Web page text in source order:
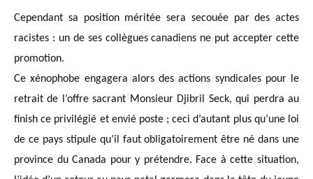
Cependant sa position méritée sera secouée par des actes
racistes : un de ses collègues canadiens ne put accepter cette
promotion.
Ce xénophobe engagera alors des actions syndicales pour le
retrait de l’offre sacrant Monsieur Djibril Seck, qui perdra au
finish ce privilégié et envié poste ; ceci d’autant plus qu’une loi
de ce pays stipule qu’il faut obligatoirement être né dans une
province du Canada pour y prétendre. Face à cette situation,